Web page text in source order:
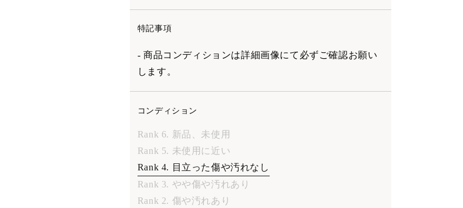
特記事項
- 商品コンディションは詳細画像にて必ずご確認お願い
します。
コンディション
Rank 6. 新品、未使用
Rank 5. 未使用に近い
Rank 4. 目立った傷や汚れなし
Rank 3. やや傷や汚れあり
Rank 2. 傷や汚れあり